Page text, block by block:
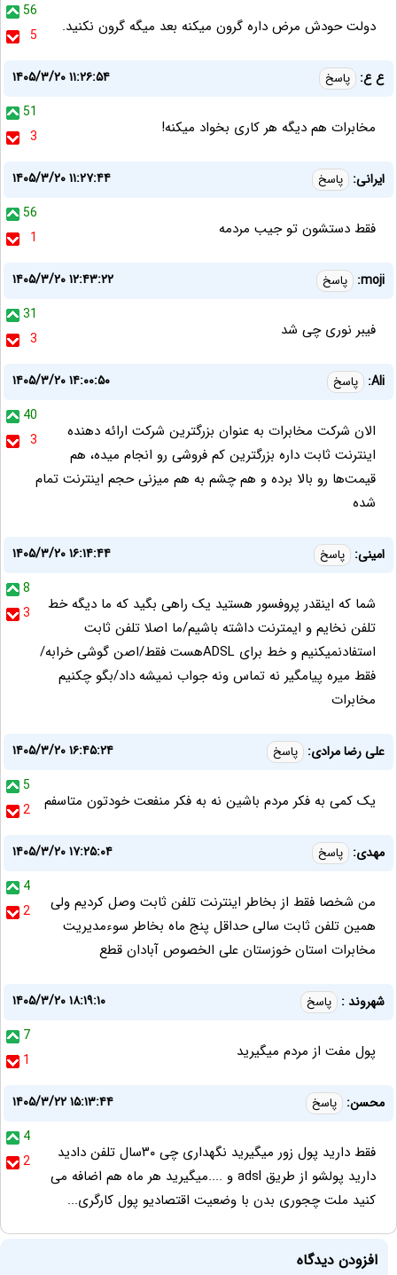
56
5
دولت حودش مرض داره گرون میکنه بعد میگه گرون نکنید.
ع ع: پاسخ
۱۴۰۵/۳/۲۰ ۱۱:۲۶:۵۴
51
3
مخابرات هم دیگه هر کاری بخواد میکنه!
ایرانی: پاسخ
۱۴۰۵/۳/۲۰ ۱۱:۲۷:۴۴
56
1
فقط دستشون تو جیب مردمه
moji: پاسخ
۱۴۰۵/۳/۲۰ ۱۲:۴۳:۲۲
31
3
فیبر نوری چی شد
Ali: پاسخ
۱۴۰۵/۳/۲۰ ۱۴:۰۰:۵۰
40
3
الان شرکت مخابرات به عنوان بزرگترین شرکت ارائه دهنده
اینترنت ثابت داره بزرگترین کم فروشی رو انجام میده، هم
قیمت‌ها رو بالا برده و هم چشم به هم میزنی حجم اینترنت تمام
شده
امینی: پاسخ
۱۴۰۵/۳/۲۰ ۱۶:۱۴:۴۴
8
3
شما که اینقدر پروفسور هستید یک راهی بگید که ما دیگه خط
تلفن نخایم و ایمترنت داشته باشیم/ما اصلا تلفن ثابت
استفادنمیکنیم و خط برای ADSLهست فقط/اصن گوشی خرابه/
فقط میره پیامگیر نه تماس ونه جواب نمیشه داد/بگو چکنیم
مخابرات
علی رضا مرادی: پاسخ
۱۴۰۵/۳/۲۰ ۱۶:۴۵:۲۴
5
2
یک کمی به فکر مردم باشین نه به فکر منفعت خودتون متاسفم
مهدی: پاسخ
۱۴۰۵/۳/۲۰ ۱۷:۲۵:۰۴
4
2
من شخصا فقط از بخاطر اینترنت تلفن ثابت وصل کردیم ولی
همین تلفن ثابت سالی حداقل پنج ماه بخاطر سوءمدیریت
مخابرات استان خوزستان علی الخصوص آبادان قطع
شهروند : پاسخ
۱۴۰۵/۳/۲۰ ۱۸:۱۹:۱۰
7
1
پول مفت از مردم میگیرید
محسن: پاسخ
۱۴۰۵/۳/۲۲ ۱۵:۱۳:۴۴
4
2
فقط دارید پول زور میگیرید نگهداری چی ۳۰سال تلفن دادید
دارید پولشو از طریق adsl و ....میگیرید هر ماه هم اضافه می
کنید ملت چجوری بدن با وضعیت اقتصادیو پول کارگری...
افزودن دیدگاه